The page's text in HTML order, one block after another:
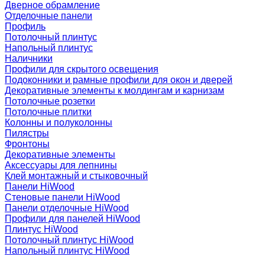
Дверное обрамление
Отделочные панели
Профиль
Потолочный плинтус
Напольный плинтус
Наличники
Профили для скрытого освещения
Подоконники и рамные профили для окон и дверей
Декоративные элементы к молдингам и карнизам
Потолочные розетки
Потолочные плитки
Колонны и полуколонны
Пилястры
Фронтоны
Декоративные элементы
Аксессуары для лепнины
Клей монтажный и стыковочный
Панели HiWood
Стеновые панели HiWood
Панели отделочные HiWood
Профили для панелей HiWood
Плинтус HiWood
Потолочный плинтус HiWood
Напольный плинтус HiWood